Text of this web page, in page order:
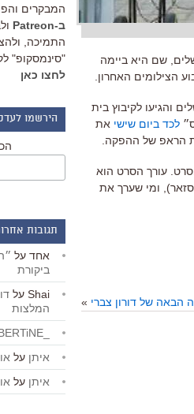
שם היא ביימה
הצילומים האחרון.
והגיעו לקיבוץ בית
לכד ביום שישי את
הראפ של ההפקה.
עורך הסרט הוא
ומי שערך את
הבאה של דורון צברי »
המבקרים
ב-Patreon
התמיכה,
"סינמסקופ"
לחצו כאן
הירשמו
תגובות
אחד על
ביקורת
Shai על
המלצות
איתן על אוסקר
איתן על אוסקר